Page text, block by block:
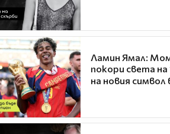
Ламин Ямал:
покори света
на новия